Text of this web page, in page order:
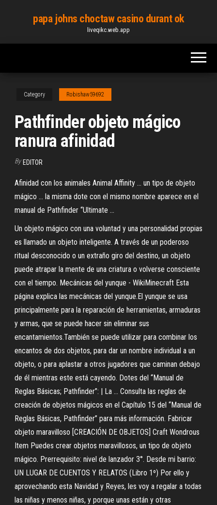
content
papa johns choctaw casino durant ok
liveqikc.web.app
Category Robishaw59692
Pathfinder objeto mágico
ranura afinidad
By EDITOR
Afinidad con los animales Animal Affinity ... un tipo de objeto
mágico ... la misma dote con el mismo nombre aparece en el
manual de Pathfinder “Ultimate ...
Un objeto mágico con una voluntad y una personalidad propias
es llamado un objeto inteligente. A través de un poderoso
ritual desconocido o un extraño giro del destino, un objeto
puede atrapar la mente de una criatura o volverse consciente
con el tiempo. Mecánicas del yunque - WikiMinecraft Esta
página explica las mecánicas del yunque.El yunque se usa
principalmente para la reparación de herramientas, armaduras
y armas, que se puede hacer sin eliminar sus
encantamientos.También se puede utilizar para combinar los
encantos de dos objetos, para dar un nombre individual a un
objeto, o para aplastar a otros jugadores que caminan debajo
de él mientras este está cayendo. Dotes del “Manual de
Reglas Básicas; Pathfinder”: | La ... Consulta las reglas de
creación de objetos mágicos en el Capítulo 15 del “Manual de
Reglas Básicas, Pathfinder” para más información. Fabricar
objeto maravilloso [CREACIÓN DE OBJETOS] Craft Wondrous
Item Puedes crear objetos maravillosos, un tipo de objeto
mágico. Prerrequisito: nivel de lanzador 3°. Desde mi barrio:
UN LUGAR DE CUENTOS Y RELATOS (Libro 1º) Por ello y
aprovechando esta Navidad y Reyes, les voy a regalar a todas
las niñas y menos niñas, y porque unas están y otras